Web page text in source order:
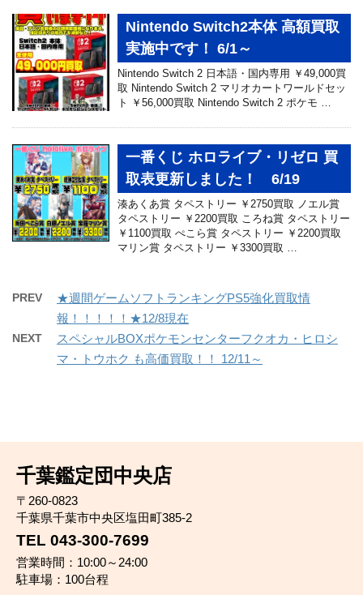
Nintendo Switch2本体 高額買取
実施中です！ 6/1～
Nintendo Switch 2 日本語・国内専用 ￥49,000買
取 Nintendo Switch 2 マリオカートワールドセッ
ト ￥56,000買取 Nintendo Switch 2 ポケモ …
一番くじ ホロライブ・リゼロ 買
取表更新しました！ 6/19
湊あくあ賞 タペストリー ￥2750買取 ノエル賞
タペストリー ￥2200買取 ころね賞 タペストリー
￥1100買取 ぺこら賞 タペストリー ￥2200買取
マリン賞 タペストリー ￥3300買取 …
PREV
★週間ゲームソフトランキングPS5強化買取情
報！！！！！★12/8現在
NEXT
スペシャルBOXポケモンセンターフクオカ・ヒロシ
マ・トウホク も高価買取！！ 12/11～
千葉鑑定団中央店
〒260-0823
千葉県千葉市中央区塩田町385-2
TEL 043-300-7699
営業時間：10:00～24:00
駐車場：100台程